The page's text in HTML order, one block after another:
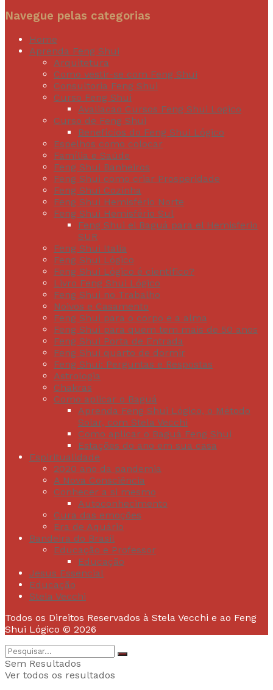
Navegue pelas categorias
Home
Aprenda Feng Shui
Arquitetura
Como vestir-se com Feng Shui
Consultoria Feng Shui
Curso Feng Shui
Avaliacao Cursos Feng Shui Logico
Curso de Feng Shui
Benefícios do Feng Shui Lógico
Espelhos como colocar
Família e Saúde
Feng Shui Banheiros
Feng Shui como criar Prosperidade
Feng Shui Cozinha
Feng Shui Hemisfério Norte
Feng Shui Hemisfério Sul
Feng Shui el Baguá para el Hemisferio
SUR
Feng Shui Italia
Feng Shui Lógico
Feng Shui Lógico é científico?
Livro Feng Shui Lógico
Feng Shui no Trabalho
Noivos e Casamento
Feng Shui para o corpo e a alma
Feng Shui para quem tem mais de 50 anos
Feng Shui Porta de Entrada
Feng Shui quarto de dormir
Feng Shui: Perguntas e Respostas
Astrologia
Chakras
Como aplicar o Baguá
Aprenda Feng Shui Lógico, o Método
Solar, com Stela Vecchi
Como aplicar o Baguá Feng Shui
Estações do ano em sua casa
Espiritualidade
2020 ano da pandemia
A Nova Consciência
Conhecer a si mesmo
Autoconhecimento
Cura das emoções
Era de Aquário
Bandeira do Brasil
Educação e Professor
Educação
Jesus Essencial
Educação
Stela Vecchi
Todos os Direitos Reservados à Stela Vecchi e ao Feng
Shui Lógico © 2026
Sem Resultados
Ver todos os resultados